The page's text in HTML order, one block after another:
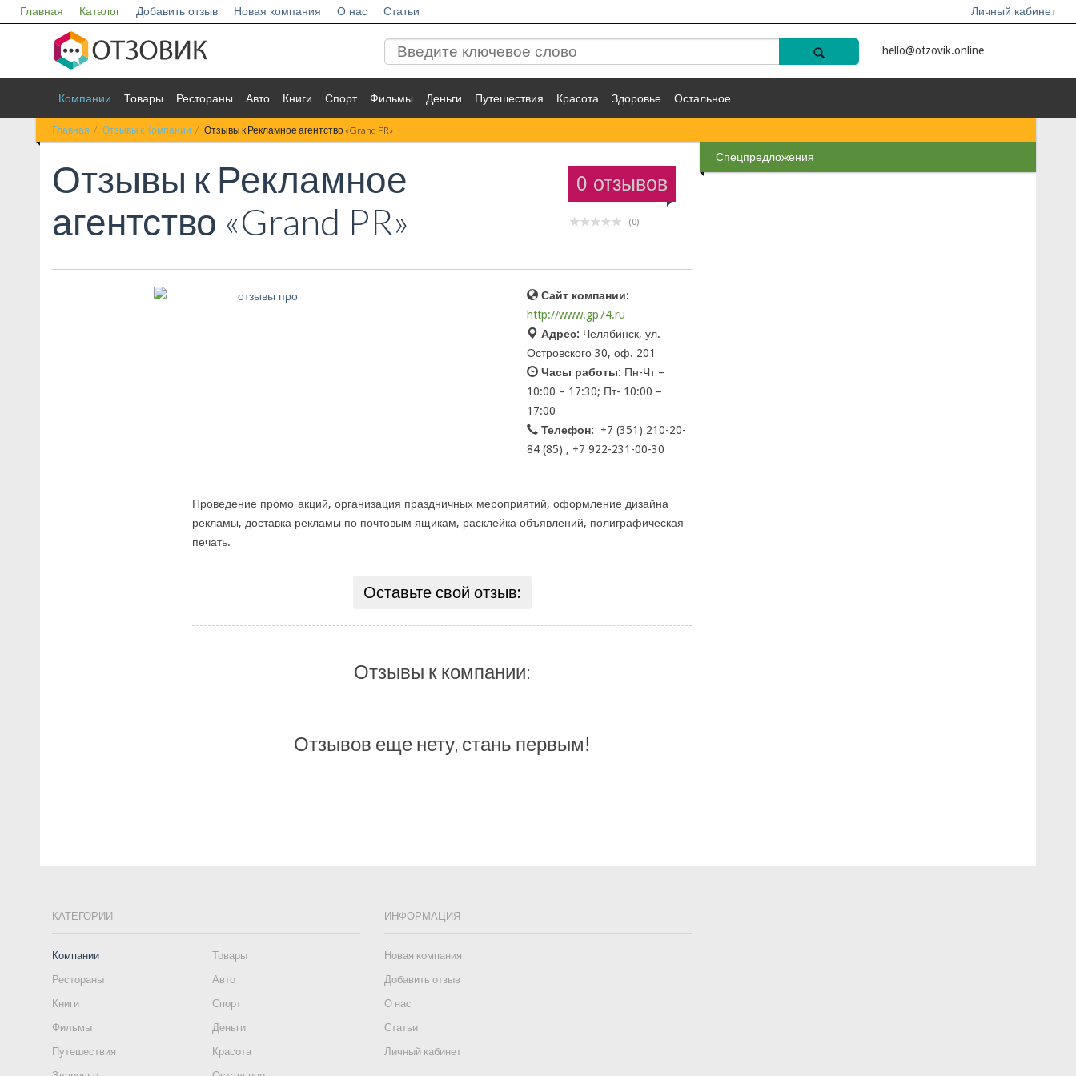
Главная Каталог Добавить отзыв Новая компания О нас Статьи Личный кабинет
hello@otzovik.online
Компании Товары Рестораны Авто Книги Спорт Фильмы Деньги Путешествия Красота Здоровье Остальное
Главная Отзывы к Компании Отзывы к Рекламное агентство «Grand PR»
0 отзывов
(0)
Отзывы к Рекламное
агентство «Grand PR»
Сайт компании:
http://www.gp74.ru
Адрес: Челябинск, ул.
Островского 30, оф. 201
Часы работы: Пн-Чт –
10:00 – 17:30; Пт- 10:00 –
17:00
Телефон:
+7 (351) 210-20-
84 (85) , +7 922-231-00-30
Проведение промо-акций, организация праздничных мероприятий, оформление дизайна
рекламы, доставка рекламы по почтовым ящикам, расклейка объявлений, полиграфическая
печать.
Оставьте свой отзыв:
Отзывы к компании:
Отзывов еще нету, стань первым!
Спецпредложения
КАТЕГОРИИ
Компании
Товары
Рестораны
Авто
Книги
Спорт
Фильмы
Деньги
Путешествия
Красота
ИНФОРМАЦИЯ
Новая компания
Добавить отзыв
О нас
Статьи
Личный кабинет